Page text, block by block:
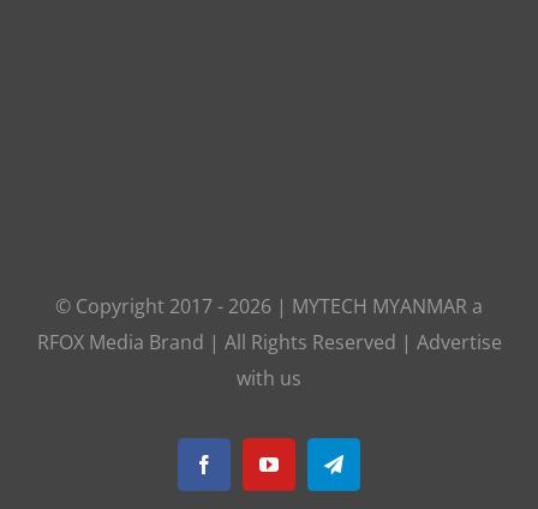
© Copyright 2017 - 2026 | MYTECH MYANMAR a
RFOX Media Brand | All Rights Reserved | Advertise
with us
FacebookYouTubeTelegram